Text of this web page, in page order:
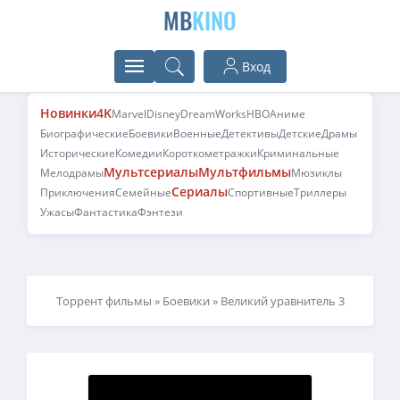
MBKINO
Вход
Новинки4KMarvelDisneyDreamWorksHBOАниме
БиографическиеБоевикиВоенныеДетективыДетскиеДрамы
ИсторическиеКомедииКороткометражкиКриминальные
МелодрамыМультсериалыМультфильмыМюзиклы
ПриключенияСемейныеСериалыСпортивныеТриллеры
УжасыФантастикаФэнтези
Торрент фильмы » Боевики » Великий уравнитель 3